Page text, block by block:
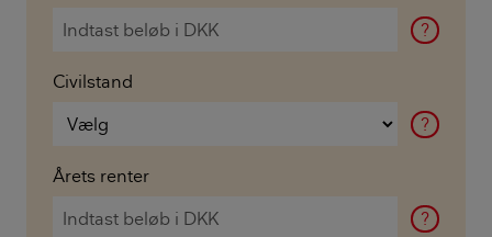
?
Civilstand
?
Årets renter
?